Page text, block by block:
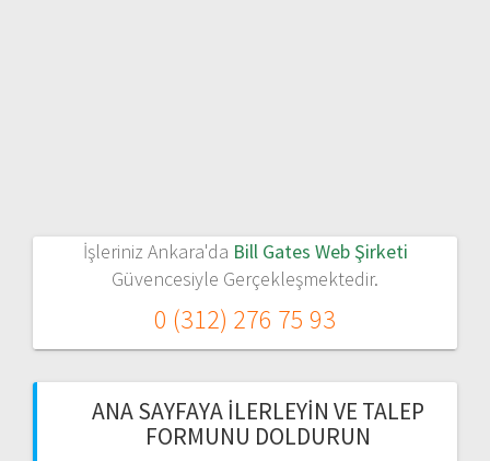
İşleriniz Ankara'da Bill Gates Web Şirketi
Güvencesiyle Gerçekleşmektedir.
0 (312) 276 75 93
ANA SAYFAYA İLERLEYIN VE TALEP
FORMUNU DOLDURUN